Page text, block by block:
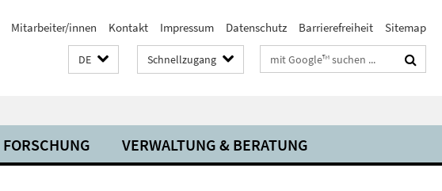
Mitarbeiter/innen Kontakt Impressum Datenschutz Barrierefreiheit Sitemap
DE Schnellzugang Suchbegriffe
FORSCHUNG VERWALTUNG & BERATUNG